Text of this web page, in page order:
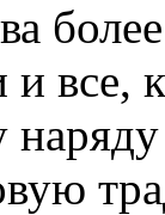
все,